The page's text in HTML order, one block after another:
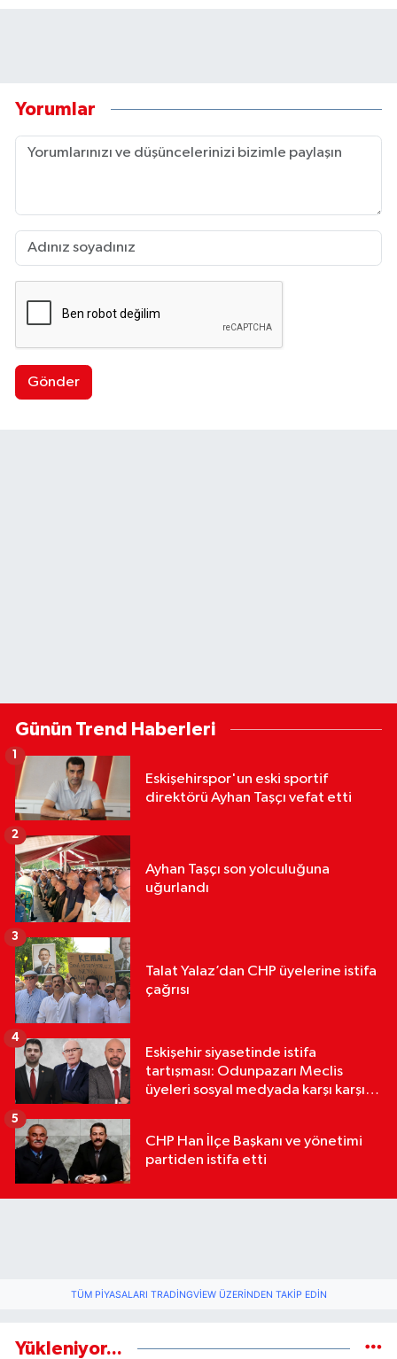
Yorumlar
Gönder
Günün Trend Haberleri
Eskişehirspor'un eski sportif
direktörü Ayhan Taşçı vefat etti
Ayhan Taşçı son yolculuğuna
uğurlandı
2
Talat Yalaz’dan CHP üyelerine istifa
çağrısı
3
Eskişehir siyasetinde istifa
tartışması: Odunpazarı Meclis
üyeleri sosyal medyada karşı karşıya
4
CHP Han İlçe Başkanı ve yönetimi
partiden istifa etti
5
TÜM PIYASALARI TRADINGVIEW ÜZERINDEN TAKIP EDIN
Yükleniyor...